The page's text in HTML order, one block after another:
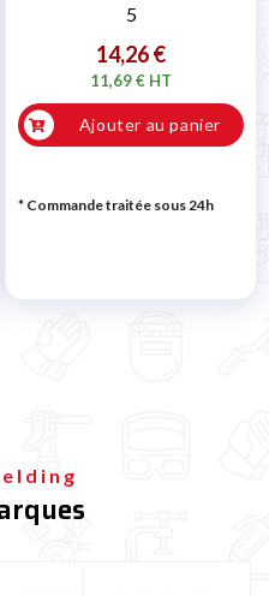
5
14,26 €
11,69 € HT
Ajouter au panier
* Commande traitée sous 24h